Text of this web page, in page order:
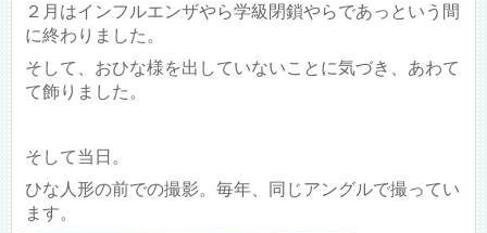
２月はインフルエンザやら学級閉鎖やらであっという間
に終わりました。
そして、おひな様を出していないことに気づき、あわて
て飾りました。
そして当日。
ひな人形の前での撮影。毎年、同じアングルで撮ってい
ます。